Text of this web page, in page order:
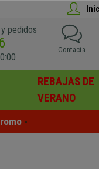
pedidos
Contacta
REBAJAS DE
VERANO
-